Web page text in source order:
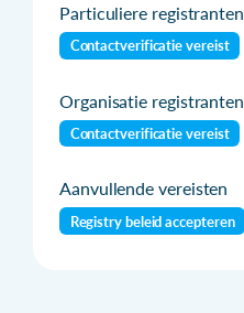
Particuliere registranten
Contactverificatie vereist
Organisatie registranten
Contactverificatie vereist
Aanvullende vereisten
Registry beleid accepteren